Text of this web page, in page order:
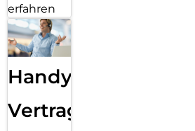
erfahren
Handy
Vertragsabwicklung